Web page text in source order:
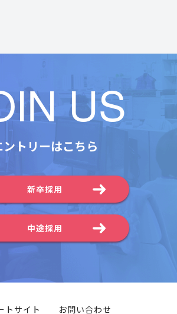
US
ントリーはこちら
新卒採用
中途採用
トサイト お問い合わせ